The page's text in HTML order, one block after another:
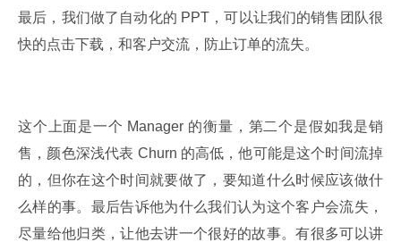
最后，我们做了自动化的 PPT，可以让我们的销售团队很
快的点击下载，和客户交流，防止订单的流失。
这个上面是一个 Manager 的衡量，第二个是假如我是销
售，颜色深浅代表 Churn 的高低，他可能是这个时间流掉
的，但你在这个时间就要做了，要知道什么时候应该做什
么样的事。最后告诉他为什么我们认为这个客户会流失，
尽量给他归类，让他去讲一个很好的故事。有很多可以讲